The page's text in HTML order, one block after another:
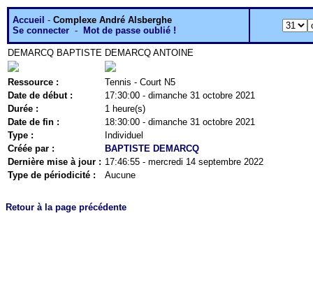
Accueil - Complexe André Alsberghe
Se connecter - Mot de passe oublié !
DEMARCQ BAPTISTE DEMARCQ ANTOINE
Ressource :
Tennis - Court N5
Date de début :
17:30:00 - dimanche 31 octobre 2021
Durée :
1 heure(s)
Date de fin :
18:30:00 - dimanche 31 octobre 2021
Type :
Individuel
Créée par :
BAPTISTE DEMARCQ
Dernière mise à jour : 17:46:55 - mercredi 14 septembre 2022
Type de périodicité :
Aucune
Retour à la page précédente